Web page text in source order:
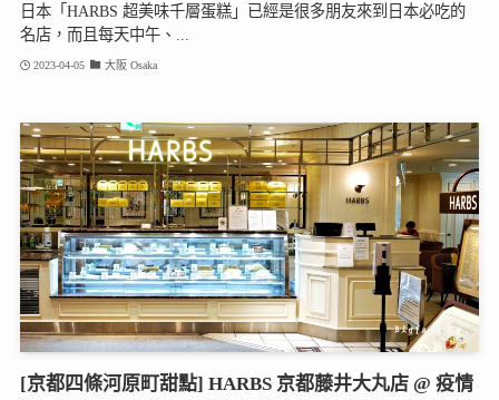
日本「HARBS 超美味千層蛋糕」已經是很多朋友來到日本必吃的
名店，而且每天中午、...
2023-04-05 大阪 Osaka
[京都四條河原町甜點] HARBS 京都藤井大丸店 @ 疫情